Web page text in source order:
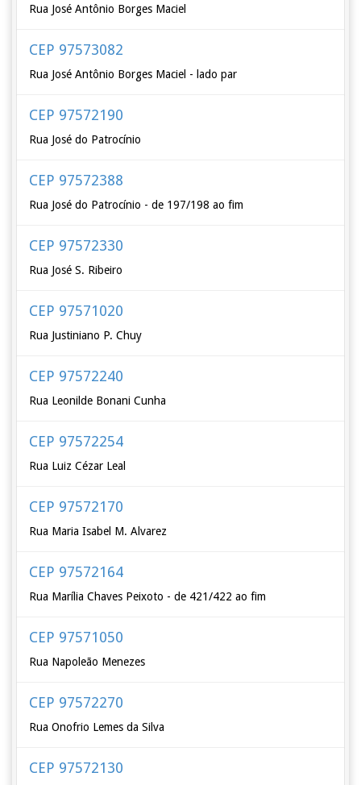
Rua José Antônio Borges Maciel
CEP 97573082
Rua José Antônio Borges Maciel - lado par
CEP 97572190
Rua José do Patrocínio
CEP 97572388
Rua José do Patrocínio - de 197/198 ao fim
CEP 97572330
Rua José S. Ribeiro
CEP 97571020
Rua Justiniano P. Chuy
CEP 97572240
Rua Leonilde Bonani Cunha
CEP 97572254
Rua Luiz Cézar Leal
CEP 97572170
Rua Maria Isabel M. Alvarez
CEP 97572164
Rua Marília Chaves Peixoto - de 421/422 ao fim
CEP 97571050
Rua Napoleão Menezes
CEP 97572270
Rua Onofrio Lemes da Silva
CEP 97572130